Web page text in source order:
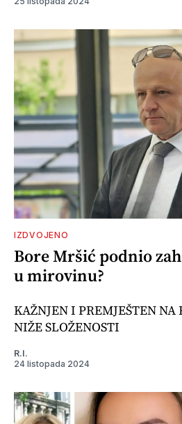
IZDVOJENO
Bore Mršić podnio
u mirovinu?
KAŽNJEN I PREMJEŠTEN NA
NIŽE SLOŽENOSTI
R.I.
24 listopada 2024